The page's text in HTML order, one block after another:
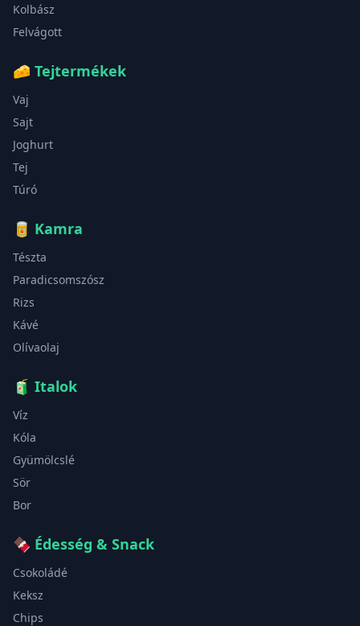
Kolbász
Felvágott
🧀 Tejtermékek
Vaj
Sajt
Joghurt
Tej
Túró
🥫 Kamra
Tészta
Paradicsomszósz
Rizs
Kávé
Olívaolaj
🧃 Italok
Víz
Kóla
Gyümölcslé
Sör
Bor
🍫 Édesség & Snack
Csokoládé
Keksz
Chips